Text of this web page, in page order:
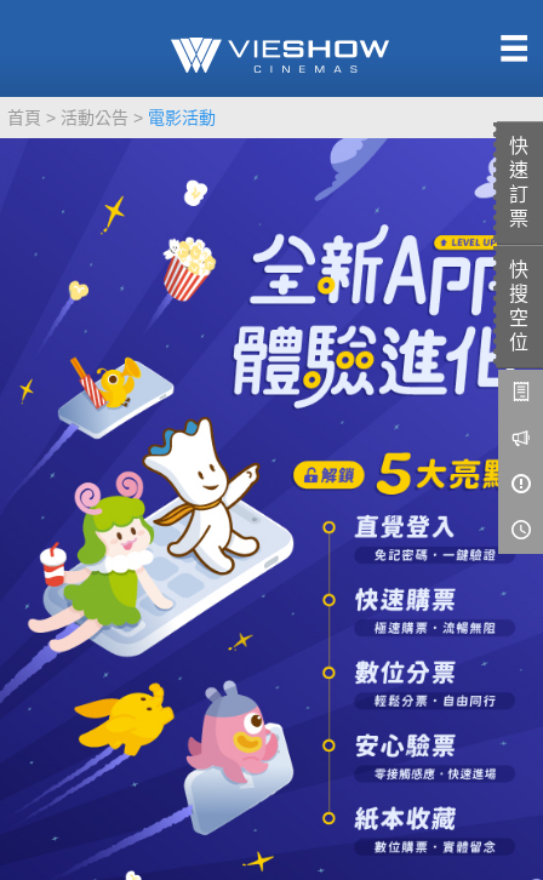
快
速
訂
票
快
搜
空
位
首頁 活動公告 電影活動
即將上映
TITAN SCREEN
MUCROWN
4DX
VR 演唱會
GOLD CLASS
AD口述影像
LIVE演唱會
影城餐飲
UNICORN
影城公告
影城活動
中獎名單
合作夥伴
商家介紹